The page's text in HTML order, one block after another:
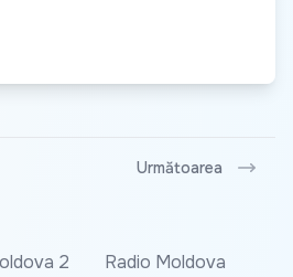
Următoarea
2
Radio Moldova